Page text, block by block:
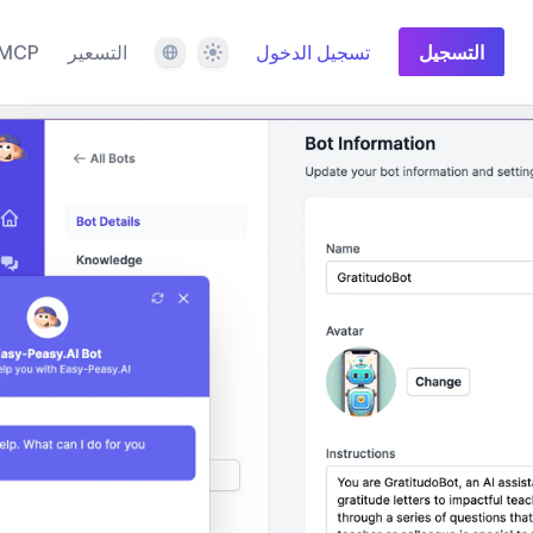
التسعير اللغة المظهر تسجيل الدخول التسجيل